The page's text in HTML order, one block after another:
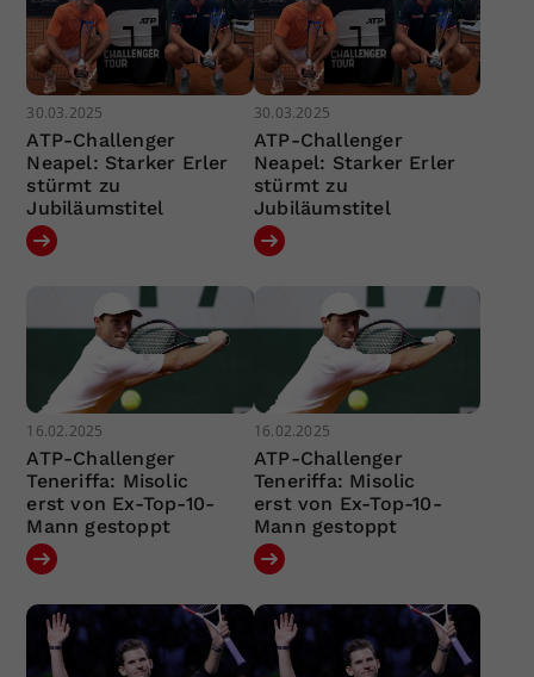
30.03.2025
ATP-Challenger
Neapel: Starker Erler
stürmt zu
Jubiläumstitel
30.03.2025
ATP-Challenger
Neapel: Starker Erler
stürmt zu
Jubiläumstitel
16.02.2025
ATP-Challenger
Teneriffa: Misolic
erst von Ex-Top-10-
Mann gestoppt
16.02.2025
ATP-Challenger
Teneriffa: Misolic
erst von Ex-Top-10-
Mann gestoppt